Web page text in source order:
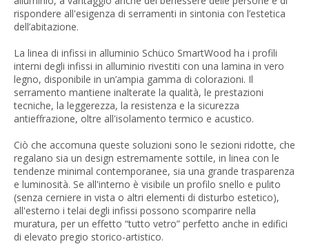
rispondere all'esigenza di serramenti in sintonia con l’estetica
dell’abitazione.
La linea di infissi in alluminio Schüco SmartWood ha i profili
interni degli infissi in alluminio rivestiti con una lamina in vero
legno, disponibile in un’ampia gamma di colorazioni. Il
serramento mantiene inalterate la qualità, le prestazioni
tecniche, la leggerezza, la resistenza e la sicurezza
antieffrazione, oltre all'isolamento termico e acustico.
Ciò che accomuna queste soluzioni sono le sezioni ridotte, che
regalano sia un design estremamente sottile, in linea con le
tendenze minimal contemporanee, sia una grande trasparenza
e luminosità. Se all'interno è visibile un profilo snello e pulito
(senza cerniere in vista o altri elementi di disturbo estetico),
all'esterno i telai degli infissi possono scomparire nella
muratura, per un effetto “tutto vetro” perfetto anche in edifici
di elevato pregio storico-artistico.